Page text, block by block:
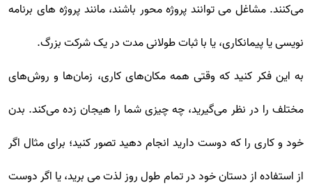
می‌کنند. مشاغل می توانند پروژه محور باشند، مانند پروژه های برنامه
نویسی یا پیمانکاری، یا با ثبات طولانی مدت در یک شرکت بزرگ.
به این فکر کنید که وقتی همه مکان‌های کاری، زمان‌ها و روش‌های
مختلف را در نظر می‌گیرید، چه چیزی شما را هیجان زده می‌کند. بدن
خود و کاری را که دوست دارید انجام دهید تصور کنید؛ برای مثال اگر
از استفاده از دستان خود در تمام طول روز لذت می برید، یا اگر دوست